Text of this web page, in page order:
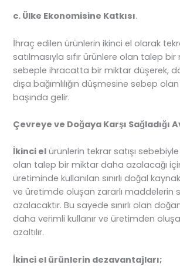
c. Ülke Ekonomisine Katkısı.
İhraç edilen ürünlerin ikinci el olarak
satılmasıyla sıfır ürünlere olan talep bir
sebeple ihracatta bir miktar düşerek,
dışa bağımlılığın düşmesine sebep
başında gelir.
Çevreye ve Doğaya Karşı Sağladığı
İkinci el ürünlerin tekrar satışı sebebiyle
olan talep bir miktar daha azalacağı
üretiminde kullanılan sınırlı doğal
ve üretimde oluşan zararlı maddelerin
azalacaktır. Bu sayede sınırlı olan
daha verimli kullanır ve üretimden
azaltılır.
İkinci el ürünlerin dezavantajları;